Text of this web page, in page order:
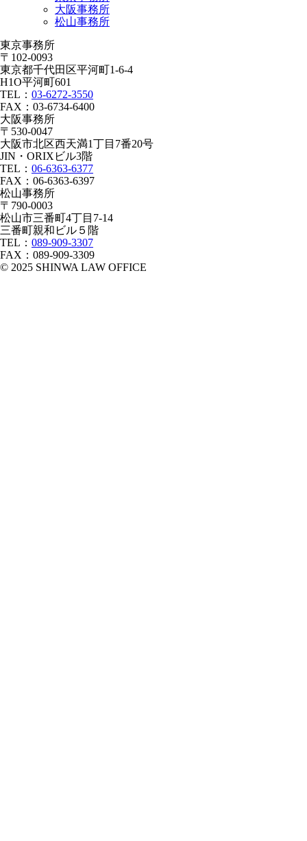
大阪事務所
松山事務所
東京事務所
〒102-0093
東京都千代田区平河町1-6-4
H1O平河町601
TEL： 03-6272-3550
FAX：03-6734-6400
大阪事務所
〒530-0047
大阪市北区西天満1丁目7番20号
JIN・ORIXビル3階
TEL： 06-6363-6377
FAX：06-6363-6397
松山事務所
〒790-0003
松山市三番町4丁目7-14
三番町親和ビル５階
TEL： 089-909-3307
FAX：089-909-3309
© 2025 SHINWA LAW OFFICE